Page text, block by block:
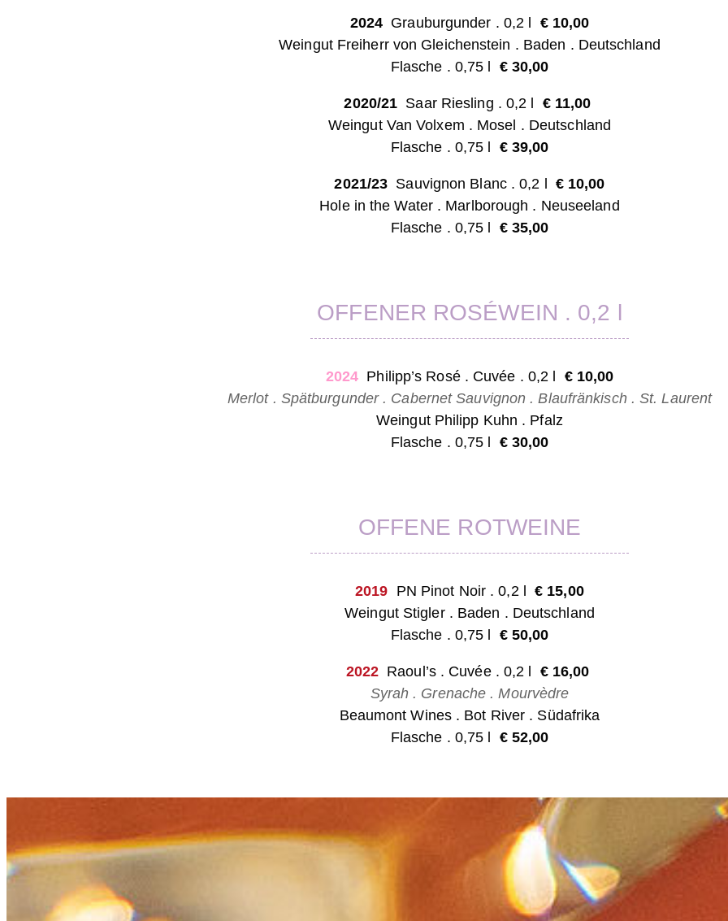
2024 Grauburgunder . 0,2 l € 10,00
Weingut Freiherr von Gleichenstein . Baden . Deutschland
Flasche . 0,75 l
€ 30,00
2020/21 Saar Riesling . 0,2 l € 11,00
Weingut Van Volxem . Mosel . Deutschland
Flasche . 0,75 l
€ 39,00
2021/23 Sauvignon Blanc . 0,2 l € 10,00
Hole in the Water . Marlborough . Neuseeland
Flasche . 0,75 l
€ 35,00
OFFENER ROSÉWEIN . 0,2 l
2024 Philipp’s Rosé . Cuvée . 0,2 l € 10,00
Merlot . Spätburgunder . Cabernet Sauvignon . Blaufränkisch . St. Laurent
Weingut Philipp Kuhn . Pfalz
Flasche . 0,75 l
€ 30,00
OFFENE ROTWEINE
2019 PN Pinot Noir . 0,2 l€ 15,00
Weingut Stigler . Baden . Deutschland
Flasche . 0,75 l
€ 50,00
2022Raoul’s . Cuvée . 0,2 l € 16,00
Syrah . Grenache . Mourvèdre
Beaumont Wines . Bot River . Südafrika
Flasche . 0,75 l
€ 52,00